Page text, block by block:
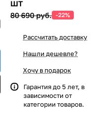
шт
80 690 руб. -22%
Рассчитать доставку
Нашли дешевле?
Хочу в подарок
Гарантия до 5 лет, в
зависимости от
категории товаров.